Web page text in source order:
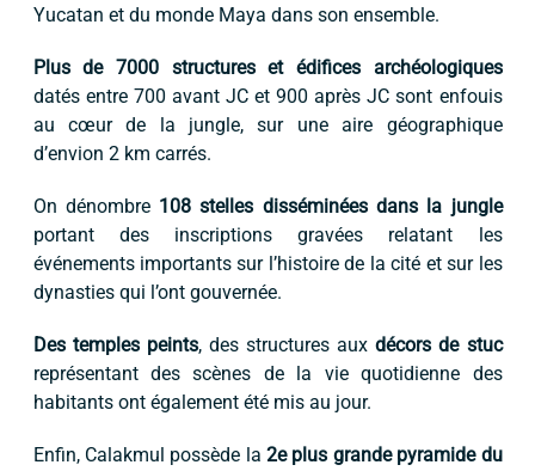
Yucatan et du monde Maya dans son ensemble.
Plus de 7000 structures et édifices archéologiques
datés entre 700 avant JC et 900 après JC sont enfouis
au cœur de la jungle, sur une aire géographique
d’envion 2 km carrés.
On dénombre 108 stelles disséminées dans la jungle
portant des inscriptions gravées relatant les
événements importants sur l’histoire de la cité et sur les
dynasties qui l’ont gouvernée.
Des temples peints, des structures auxdécors de stuc
représentant des scènes de la vie quotidienne des
habitants ont également été mis au jour.
Enfin, Calakmul possède la 2e plus grande pyramide du